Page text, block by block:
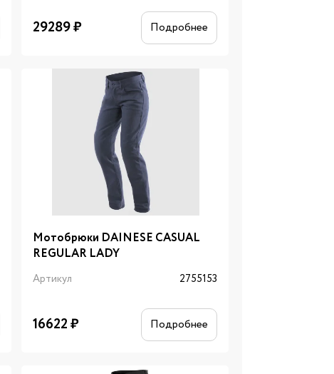
29289₽ Подробнее
Мотобрюки DAINESE CASUAL
REGULAR LADY
Артикул 2755153
16622₽ Подробнее